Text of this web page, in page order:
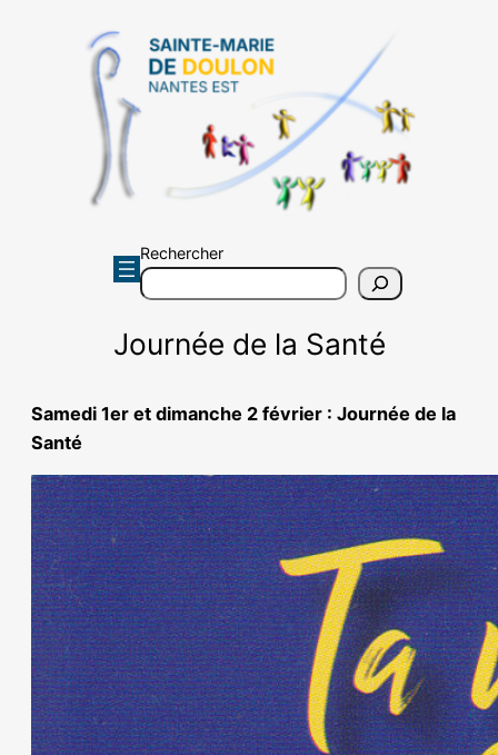
Rechercher
Journée de la Santé
Samedi 1er et dimanche 2 février : Journée de la
Santé